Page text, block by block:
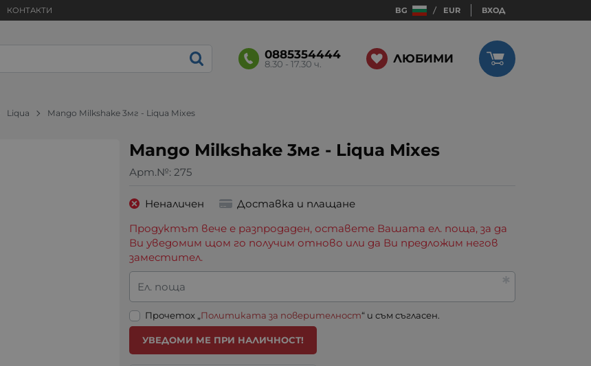
КОНТАКТИ BG EUR ВХОД
0885354444
8.30 - 17.30 ч. ЛЮБИМИ
Liqua Mango Milkshake 3мг - Liqua Mixes
Mango Milkshake 3мг - Liqua Mixes
Арт.№: 275
Неналичен
Доставка и плащане
Продуктът вече е разпродаден, оставете Вашата ел. поща, за да
Ви уведомим щом го получим отново или да Ви предложим негов
заместител.
Ел. поща
Прочетох „Политиката за поверителност“ и съм съгласен.
УВЕДОМИ МЕ ПРИ НАЛИЧНОСТ!